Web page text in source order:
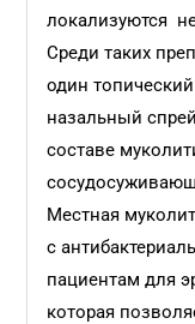
локализуются
Среди таких
один
назальный
составе
Местная
с
пациентам для
которая